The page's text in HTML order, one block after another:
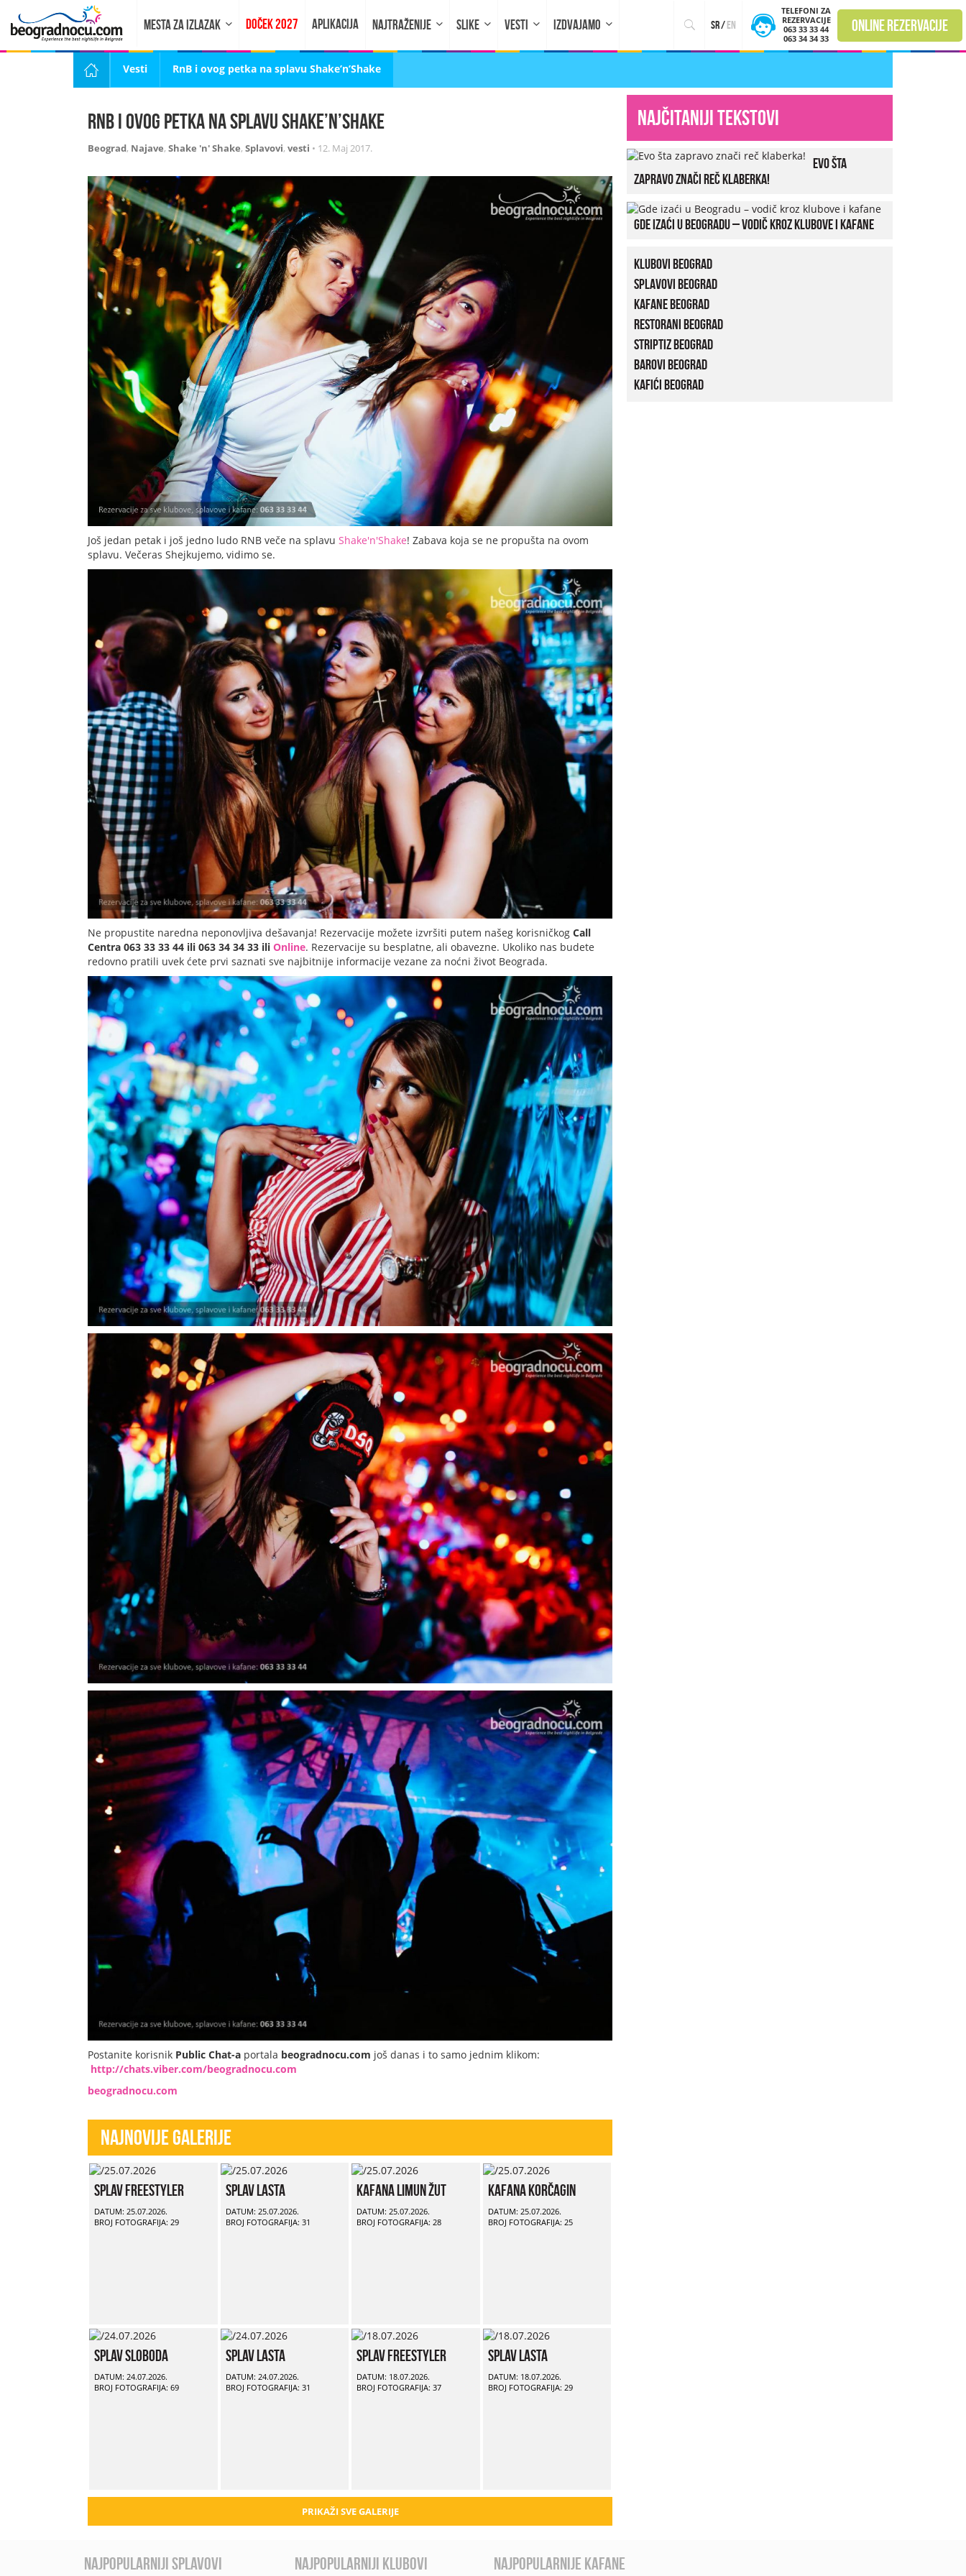
MESTA ZA IZLAZAK DOČEK 2027 APLIKACIJA NAJTRAŽENIJE SLIKE VESTI IZDVAJAMO sr/en
TELEFONI ZA
REZERVACIJE
063 33 33 44
063 34 34 33
online rezervacije
Vesti RnB i ovog petka na splavu Shake’n’Shake
RnB i ovog petka na splavu Shake’n’Shake
Beograd, Najave, Shake 'n' Shake, Splavovi, vesti • 12. Maj 2017.
Još jedan petak i još jedno ludo RNB veče na splavu Shake'n'Shake! Zabava koja se ne propušta na ovom
splavu. Večeras Shejkujemo, vidimo se.
Ne propustite naredna neponovljiva dešavanja! Rezervacije možete izvršiti putem našeg korisničkog Call
Centra 063 33 33 44 ili 063 34 34 33 ili Online. Rezervacije su besplatne, ali obavezne. Ukoliko nas budete
redovno pratili uvek ćete prvi saznati sve najbitnije informacije vezane za noćni život Beograda.
Postanite korisnik Public Chat-a portala beogradnocu.com još danas i to samo jednim klikom:
http://chats.viber.com/beogradnocu.com
beogradnocu.com
Najnovije Galerije
Splav Freestyler
DATUM: 25.07.2026.
BROJ FOTOGRAFIJA: 29
Splav Lasta
DATUM: 25.07.2026.
BROJ FOTOGRAFIJA: 31
Kafana Limun Žut
DATUM: 25.07.2026.
BROJ FOTOGRAFIJA: 28
Kafana Korčagin
DATUM: 25.07.2026.
BROJ FOTOGRAFIJA: 25
Splav Sloboda
DATUM: 24.07.2026.
BROJ FOTOGRAFIJA: 69
Splav Lasta
DATUM: 24.07.2026.
BROJ FOTOGRAFIJA: 31
Splav Freestyler
DATUM: 18.07.2026.
BROJ FOTOGRAFIJA: 37
Splav Lasta
DATUM: 18.07.2026.
BROJ FOTOGRAFIJA: 29
PRIKAŽI SVE GALERIJE
Najčitaniji tekstovi
Evo šta
zapravo znači reč klaberka!
Gde izaći u Beogradu – vodič kroz klubove i kafane
Klubovi Beograd
Splavovi Beograd
Kafane Beograd
Restorani Beograd
Striptiz Beograd
Barovi Beograd
Kafići Beograd
najpopularniji splavovi najpopularniji klubovi najpopularnije kafane